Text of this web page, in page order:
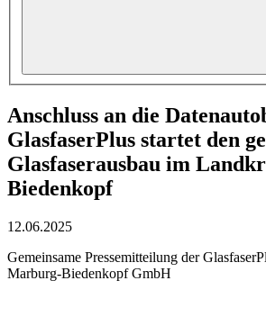
Anschluss an die
GlasfaserPlus startet den
Glasfaserausbau im
Biedenkopf
12.06.2025
Gemeinsame Pressemitteilung der
Marburg-Biedenkopf GmbH